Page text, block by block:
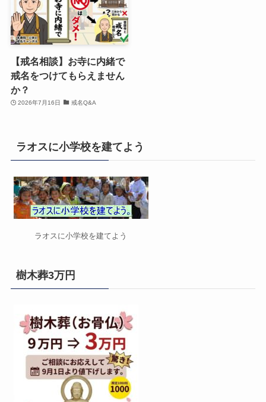
【戒名相談】お寺に内緒で
戒名をつけてもらえません
か？
2026年7月16日 戒名Q&A
ラオスに小学校を建てよう
ラオスに小学校を建てよう
樹木葬3万円